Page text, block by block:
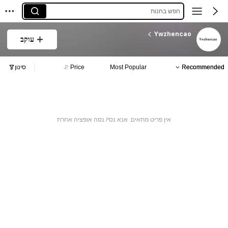
חפש בחנות
Ywzhencao
עוקב
Recommended
Most Popular
Price סינון
אין פריט מתאים. אנא נסי/ נסה אופציה אחרת